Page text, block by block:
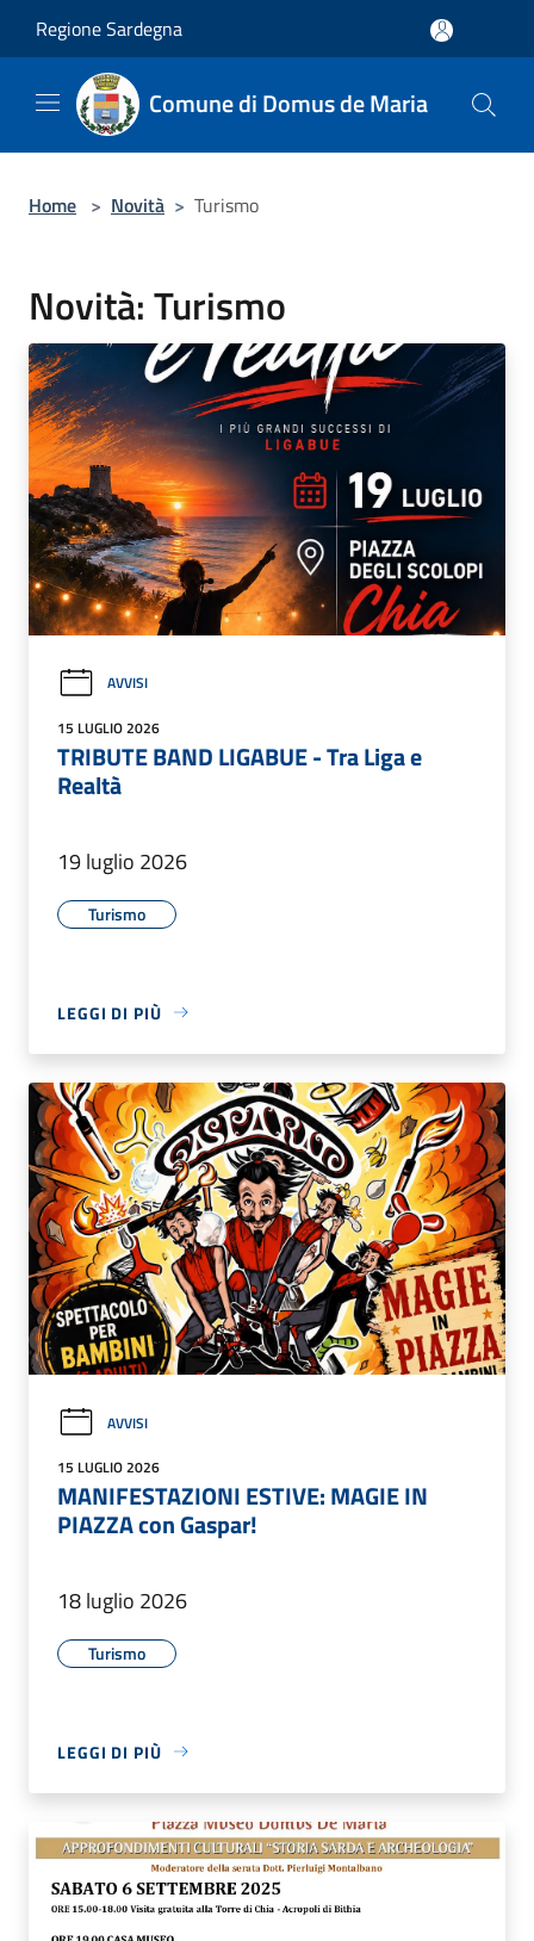
Regione Sardegna
Comune di Domus de Maria
Home > Novità > Turismo
Novità: Turismo
AVVISI
15 LUGLIO 2026
TRIBUTE BAND LIGABUE - Tra Liga e
Realtà
19 luglio 2026
Turismo
LEGGI DI PIÙ
AVVISI
15 LUGLIO 2026
MANIFESTAZIONI ESTIVE: MAGIE IN
PIAZZA con Gaspar!
18 luglio 2026
Turismo
LEGGI DI PIÙ